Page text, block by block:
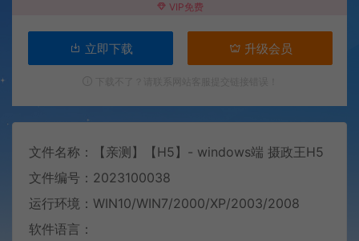
VIP免费
立即下载 升级会员
文件名称：【亲测】【H5】- windows端 摄政王H5
文件编号：2023100038
运行环境：WIN10/WIN7/2000/XP/2003/2008
软件语言：